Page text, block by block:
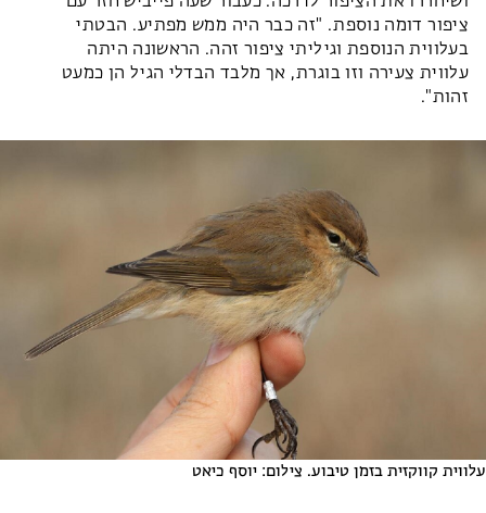
ציפור דומה נוספת. "זה כבר היה ממש מפתיע. הבטתי
בעלווית הנוספת וגיליתי ציפור זהה. הראשונה היתה
עלווית צעירה וזו בוגרת, אך מלבד הבדלי הגיל הן כמעט
זהות".
עלווית קווקזית בזמן טיבוע. צילום: יוסף כיאט